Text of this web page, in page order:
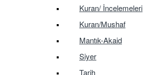
Kuran/ İncelemeleri
Kuran/Mushaf
Mantık-Akaid
Siyer
Tarih